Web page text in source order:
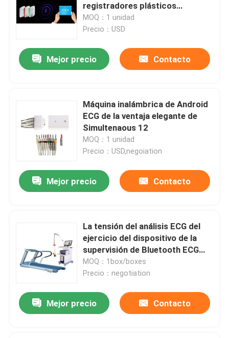
registradores plásticos
coloridos para el IOS
MOQ：1 unidad
Precio：USD
Mejor precio Contacto
Máquina inalámbrica de Android
ECG de la ventaja elegante de
Simultenaous 12
MOQ：1 unidad
Precio：USD,negoiation
Mejor precio Contacto
La tensión del análisis ECG del
ejercicio del dispositivo de la
supervisión de Bluetooth ECG
prueba automáticamente el
monitor
MOQ：1box/boxes
Precio：negotiation
Mejor precio Contacto